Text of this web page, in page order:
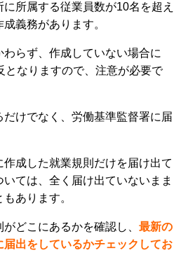
所属する従業員数が10名を超え
義務があります。
らず、作成していない場合に
となりますので、注意が必要で
けでなく、労働基準監督署に届
成した就業規則だけを届け出て
ては、全く届け出ていないまま
あります。
どこにあるかを確認し、 最新の
出をしているかチェックしてお